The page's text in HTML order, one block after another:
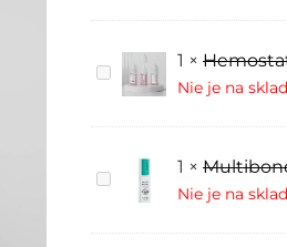
nails
kusů
Hemostatic
JZ
Group
1 ×
Nie je na
Multibond
-
bez
1 ×
Nie je na